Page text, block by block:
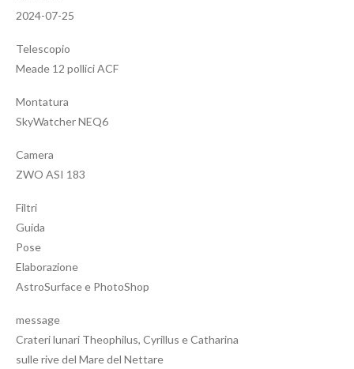
2024-07-25
Telescopio
Meade 12 pollici ACF
Montatura
SkyWatcher NEQ6
Camera
ZWO ASI 183
Filtri
Guida
Pose
Elaborazione
AstroSurface e PhotoShop
message
Crateri lunari Theophilus, Cyrillus e Catharina
sulle rive del Mare del Nettare